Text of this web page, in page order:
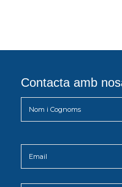
Contacta amb